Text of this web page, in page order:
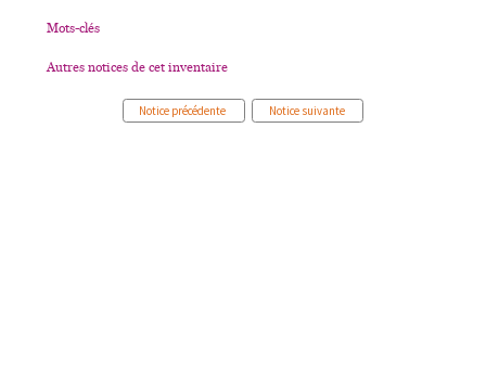
Mots-clés
Autres notices de cet inventaire
Notice précédente Notice suivante